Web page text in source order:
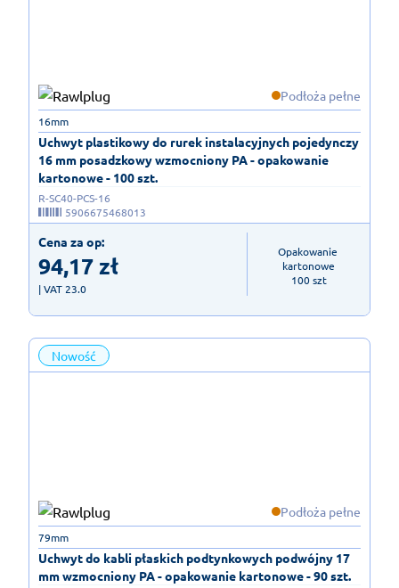
Podłoża pełne
Uchwyt plastikowy do rurek instalacyjnych pojedynczy
16 mm posadzkowy wzmocniony PA - opakowanie
kartonowe - 100 szt.
16mm
R-SC40-PCS-16
5906675468013
Cena za op:
94,17zł
| VAT 23.0
Opakowanie
kartonowe
100 szt
Nowość
Podłoża pełne
Uchwyt do kabli płaskich podtynkowych podwójny 17
mm wzmocniony PA - opakowanie kartonowe - 90 szt.
79mm